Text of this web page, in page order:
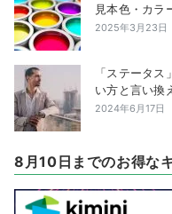
見本色・カラ
2025年3月23日
「ステータ
い方と言い換
2024年6月17日
8月10日までのお得な